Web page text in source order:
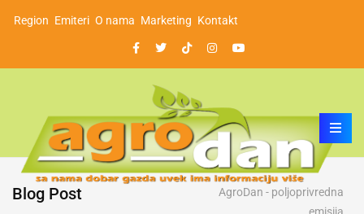
Region Emiteri O nama Marketing Kontakt
Blog Post
AgroDan - poljoprivredna